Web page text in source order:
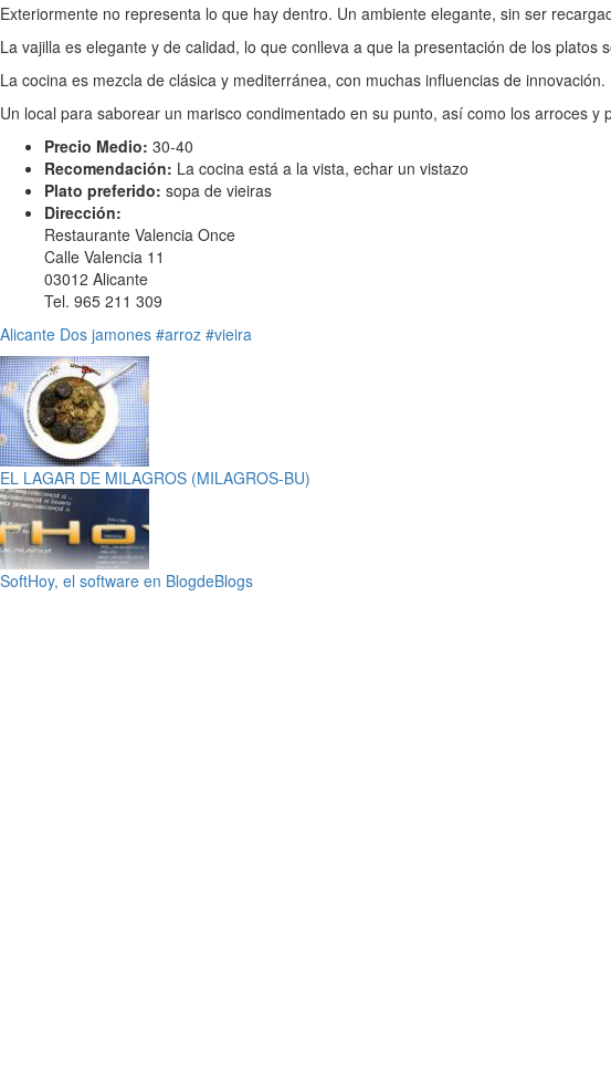
Exteriormente no representa lo que hay dentro. Un ambiente elegante, sin ser
La vajilla es elegante y de calidad, lo que conlleva a que la presentación de los platos
La cocina es mezcla de clásica y mediterránea, con muchas influencias de innovación.
Un local para saborear un marisco condimentado en su punto, así como los arroces y
Precio Medio: 30-40
Recomendación: La cocina está a la vista, echar un vistazo
Plato preferido: sopa de vieiras
Dirección:
Restaurante Valencia Once
Calle Valencia 11
03012 Alicante
Tel. 965 211 309
Alicante Dos jamones #arroz #vieira
EL LAGAR DE MILAGROS (MILAGROS-BU)
SoftHoy, el software en BlogdeBlogs